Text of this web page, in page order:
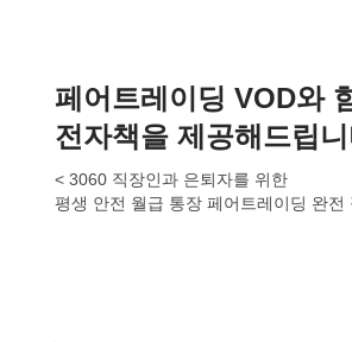
페어트레이딩 VOD와
전자책을 제공해드립
< 3060 직장인과 은퇴자를 위한
평생 안전 월급 통장 페어트레이딩 완전